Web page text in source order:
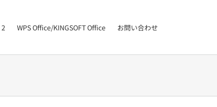
WPS Office/KINGSOFT Office お問い合わせ